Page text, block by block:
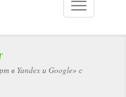
в Yandex и Google» с